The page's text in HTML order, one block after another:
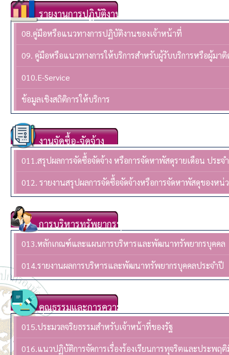
รายงานการปฏิบัติงาน
08.คู่มือหรือแนวทางการปฏิบัติงานของเจ้าหน้าที่
09. คู่มือหรือแนวทางการให้บริการสำหรับผู้รับบริการหรือผู้มา
010.E-Service
ข้อมูลเชิงสถิติการให้บริการ
งานจัดซื้อ-จัดจ้าง
011.สรุปผลการจัดซื้อจัดจ้าง หรือการจัดหาพัสดุรายเดือน ประ
012. รายงานสรุปผลการจัดซื้อจัดจ้างหรือการจัดหาพัสดุของห
การบริหารทรัพยากรบุคล
013.หลักเกณฑ์และแผนการบริหารและพัฒนาทรัพยากรบุคคล
014.รายงานผลการบริหารและพัฒนาทรัพยากรบุคคลประจําปี
คุณธรรมและการความโปร่งใส
015.ประมวลจริยธรรมสำหรับเจ้าหน้าที่ของรัฐ
016.แนวปฏิบัติการจัดการเรื่องร้องเรียนการทุจริตและประพฤ